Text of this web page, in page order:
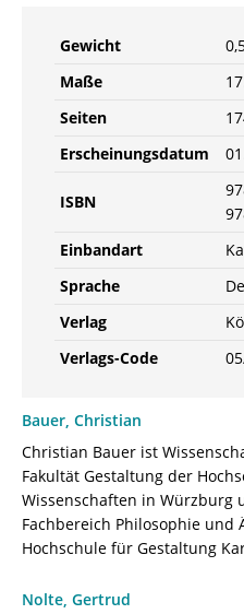
Gewicht
Maße
Seiten
Erscheinungsdatum
ISBN
Einbandart
Sprache
Verlag
Verlags-Code
Bauer, Christian
Christian Bauer ist
Fakultät Gestaltung der
Wissenschaften in Würzburg
Fachbereich Philosophie und
Hochschule für Gestaltung
Nolte, Gertrud